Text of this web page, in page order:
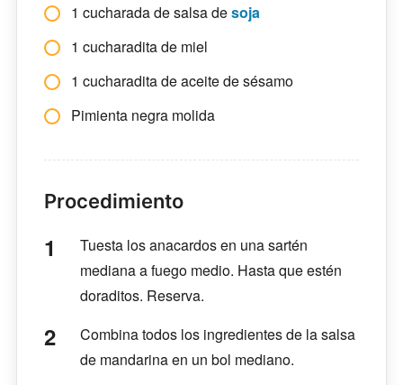
1 cucharada de salsa desoja
1 cucharadita de miel
1 cucharadita de aceite de sésamo
Pimienta negra molida
Procedimiento
Tuesta los anacardos en una sartén
mediana a fuego medio. Hasta que estén
doraditos. Reserva.
Combina todos los ingredientes de la salsa
de mandarina en un bol mediano.